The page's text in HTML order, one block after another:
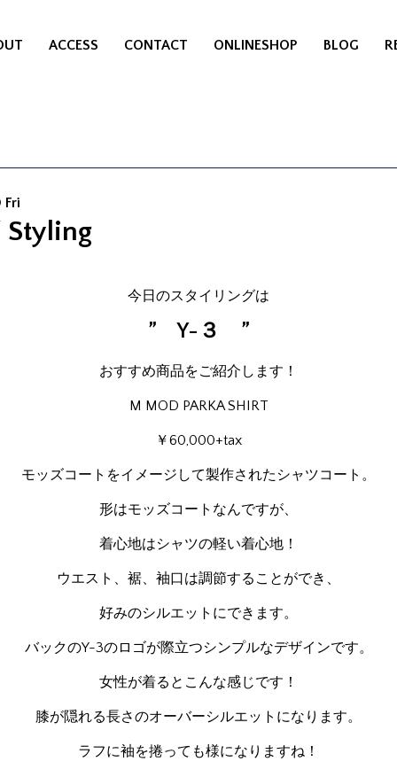
ACCESS CONTACT ONLINESHOP BLOG
Fri
今日のスタイリングは
” Y-３ ”
おすすめ商品をご紹介します！
M MOD PARKA SHIRT
￥60,000+tax
モッズコートをイメージして製作されたシャツコート。
形はモッズコートなんですが、
着心地はシャツの軽い着心地！
ウエスト、裾、袖口は調節することができ、
好みのシルエットにできます。
バックのY-3のロゴが際立つシンプルなデザインです。
女性が着るとこんな感じです！
膝が隠れる長さのオーバーシルエットになります。
ラフに袖を捲っても様になりますね！